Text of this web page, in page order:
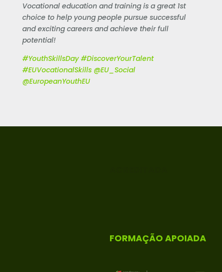
Vocational education and training is a great 1st
choice to help young people pursue successful
and exciting careers and achieve their full
potential!
#YouthSkillsDay #DiscoverYourTalent
#EUVocationalSkills @EU_Social
@EuropeanYouthEU
FORMAÇÃO APOIADA